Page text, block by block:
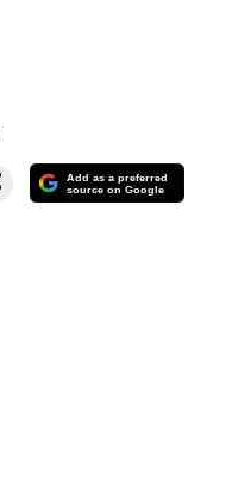
Add as a preferred
source on Google